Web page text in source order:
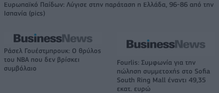
Ευρωπαϊκό Παίδων: Λύγισε στην παράταση η Ελλάδα, 96-86 από την
Ισπανία (pics)
Ράσελ Γουέστμπρουκ: Ο θρύλος
του NBA που δεν βρίσκει
συμβόλαιο
Fourlis: Συμφωνία για την
πώληση συμμετοχής στο Sofia
South Ring Mall έναντι 49,35
εκατ. ευρώ